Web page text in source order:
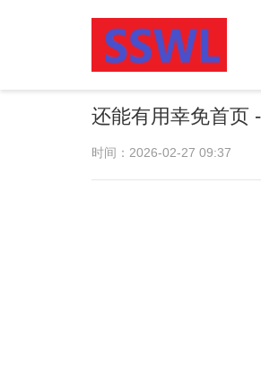
还能有用幸免首页
时间：2026-02-27 09:37